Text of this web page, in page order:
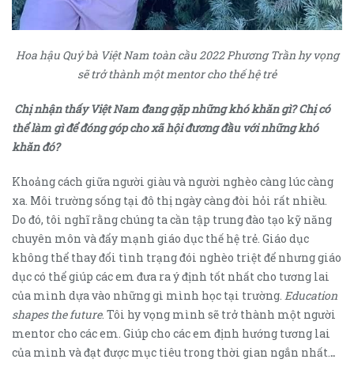
Hoa hậu Quý bà Việt Nam toàn cầu 2022 Phương Trần hy vọng
sẽ trở thành một mentor cho thế hệ trẻ
Chị nhận thấy Việt Nam đang gặp những khó khăn gì? Chị có
thể làm gì để đóng góp cho xã hội đương đầu với những khó
khăn đó?
Khoảng cách giữa người giàu và người nghèo càng lúc càng
xa. Môi trường sống tại đô thị ngày càng đòi hỏi rất nhiều.
Do đó, tôi nghĩ rằng chúng ta cần tập trung đào tạo kỹ năng
chuyên môn và đẩy mạnh giáo dục thế hệ trẻ. Giáo dục
không thể thay đổi tình trạng đói nghèo triệt để nhưng giáo
dục có thể giúp các em đưa ra ý định tốt nhất cho tương lai
của mình dựa vào những gì mình học tại trường. Education
shapes the future. Tôi hy vọng mình sẽ trở thành một người
mentor cho các em. Giúp cho các em định hướng tương lai
của mình và đạt được mục tiêu trong thời gian ngắn nhất. ..